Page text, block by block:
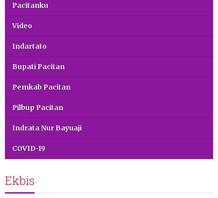
Pacitanku
Video
Indartato
Bupati Pacitan
Pemkab Pacitan
Pilbup Pacitan
Indrata Nur Bayuaji
COVID-19
Ekbis